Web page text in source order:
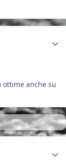
ottime anche su